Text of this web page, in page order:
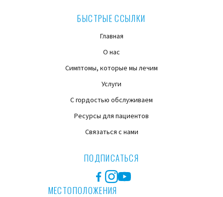
БЫСТРЫЕ ССЫЛКИ
Главная
О нас
Симптомы, которые мы лечим
Услуги
С гордостью обслуживаем
Ресурсы для пациентов
Связаться с нами
ПОДПИСАТЬСЯ
Facebook
Instagram
YouTube
МЕСТОПОЛОЖЕНИЯ